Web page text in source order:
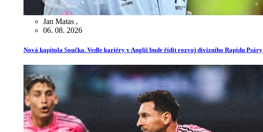
Jan Matas ,
06. 08. 2026
Nová kapitola Součka. Vedle kariéry v Anglii bude řídit rozvoj divizního Rapidu Psáry